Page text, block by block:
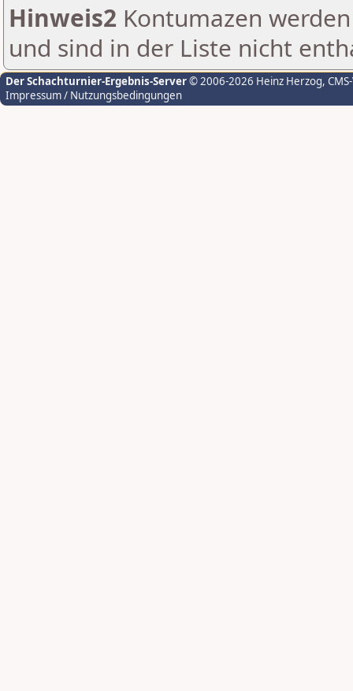
Hinweis2 Kontumazen
und sind in der Liste nicht
Der Schachturnier-Ergebnis-Server© 2006-2026 Heinz Herzog,
Impressum / Nutzungsbedingungen